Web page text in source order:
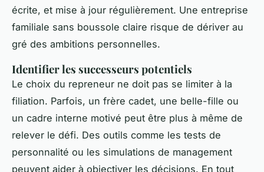
écrite, et mise à jour régulièrement. Une entreprise
familiale sans boussole claire risque de dériver au
gré des ambitions personnelles.
Identifier les successeurs potentiels
Le choix du repreneur ne doit pas se limiter à la
filiation. Parfois, un frère cadet, une belle-fille ou
un cadre interne motivé peut être plus à même de
relever le défi. Des outils comme les tests de
personnalité ou les simulations de management
peuvent aider à objectiver les décisions. En tout